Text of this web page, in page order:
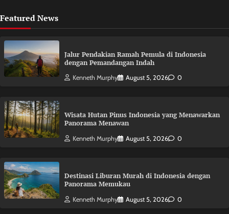
Featured News
Jalur Pendakian Ramah Pemula di Indonesia
dengan Pemandangan Indah
Kenneth Murphy August 5, 2026 0
Wisata Hutan Pinus Indonesia yang Menawarkan
Panorama Menawan
Kenneth Murphy August 5, 2026 0
Destinasi Liburan Murah di Indonesia dengan
Panorama Memukau
Kenneth Murphy August 5, 2026 0